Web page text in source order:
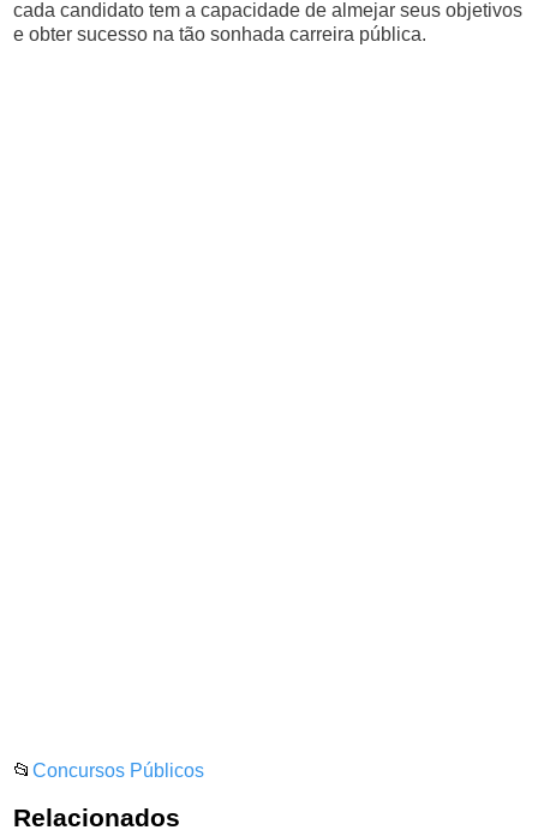
cada candidato tem a capacidade de almejar seus objetivos
e obter sucesso na tão sonhada carreira pública.
📂Concursos Públicos
Relacionados